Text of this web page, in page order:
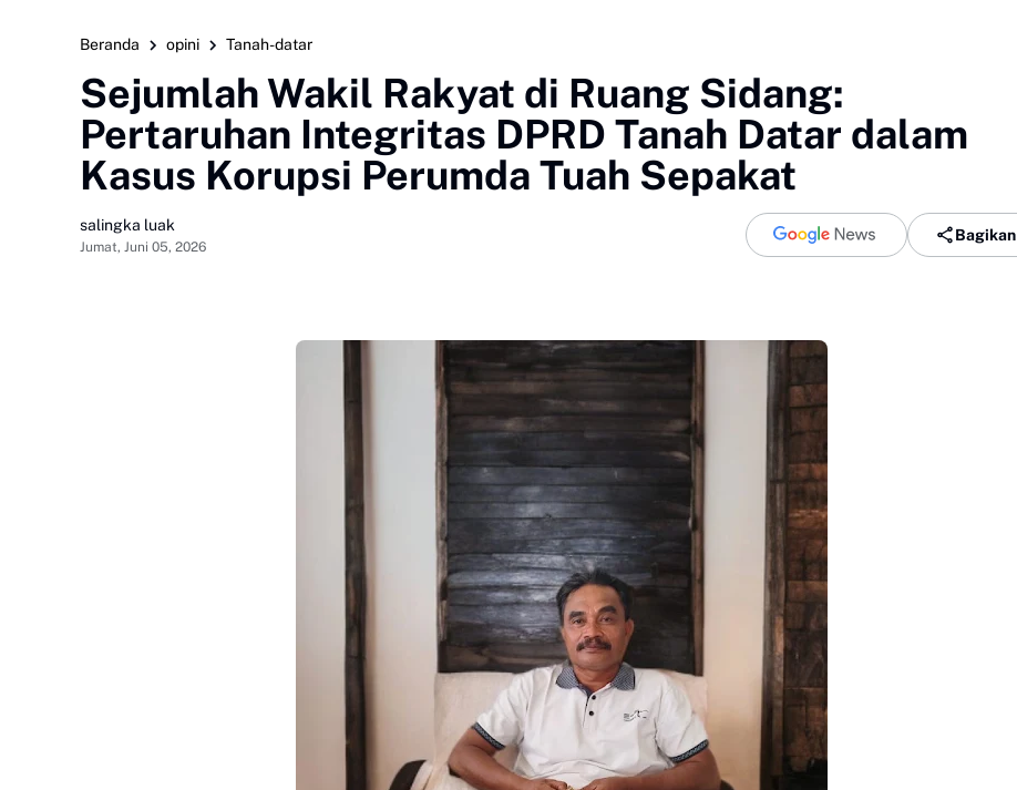
Beranda opini Tanah-datar
Sejumlah Wakil Rakyat di Ruang Sidang:
Pertaruhan Integritas DPRD Tanah Datar dalam
Kasus Korupsi Perumda Tuah Sepakat
salingka luak
Jumat, Juni 05, 2026
Bagikan